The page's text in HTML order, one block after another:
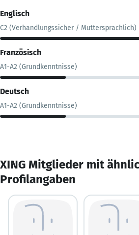
Englisch
C2 (Verhandlungssicher / Muttersprachlich)
Französisch
A1-A2 (Grundkenntnisse)
Deutsch
A1-A2 (Grundkenntnisse)
XING Mitglieder mit
Profilangaben